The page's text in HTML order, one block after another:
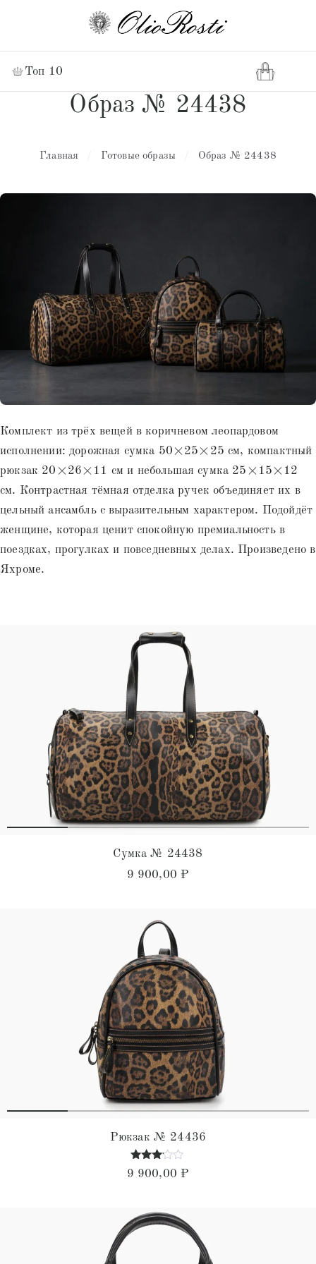
Топ 10
Образ № 24438
Главная Готовые образы Образ № 24438
Комплект из трёх вещей в коричневом леопардовом
исполнении: дорожная сумка 50×25×25 см, компактный
рюкзак 20×26×11 см и небольшая сумка 25×15×12
см. Контрастная тёмная отделка ручек объединяет их в
цельный ансамбль с выразительным характером. Подойдёт
женщине, которая ценит спокойную премиальность в
поездках, прогулках и повседневных делах. Произведено в
Яхроме.
Сумка № 24438
9 900,00 ₽
Рюкзак № 24436
Оценка
3.00
9 900,00 ₽